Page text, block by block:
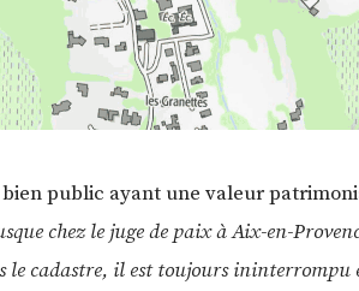
public ayant une valeur
chez le juge de paix à Aix-en-
le cadastre, il est toujours ininterrompu